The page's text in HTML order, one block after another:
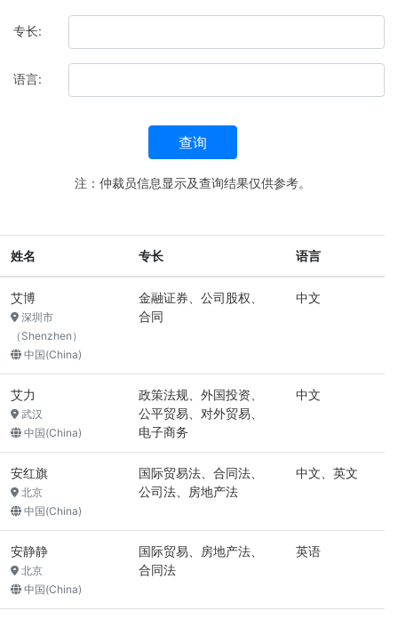
专长:
语言:
查询
注：仲裁员信息显示及查询结果仅供参考。
姓名 专长 语言
艾博
深圳市
（Shenzhen）
中国(China)
金融证券、公司股权、
合同
中文
艾力
武汉
中国(China)
政策法规、外国投资、
公平贸易、对外贸易、
电子商务
中文
安红旗
北京
中国(China)
国际贸易法、合同法、
公司法、房地产法
中文、英文
安静静
北京
中国(China)
国际贸易、房地产法、
合同法
英语